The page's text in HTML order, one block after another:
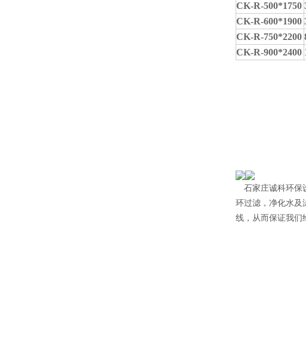
CK-R-500*1750
CK-R-600*1900
CK-R-750*2200
CK-R-900*2400
石家庄诚科环保
环过滤，净化水及
线，从而保证我们